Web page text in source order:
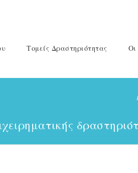
Τομείς Δραστηριότητας